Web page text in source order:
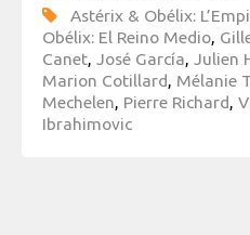
Astérix & Obélix:
Obélix: El Reino Medio,
Canet, José García, Julien
Marion Cotillard, Mélanie
Mechelen, Pierre Richard,
Ibrahimovic